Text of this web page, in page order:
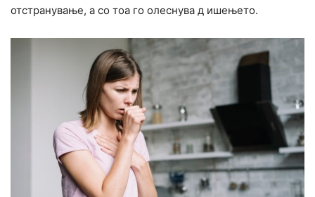
отстранување, а со тоа го олеснува д ишењето.